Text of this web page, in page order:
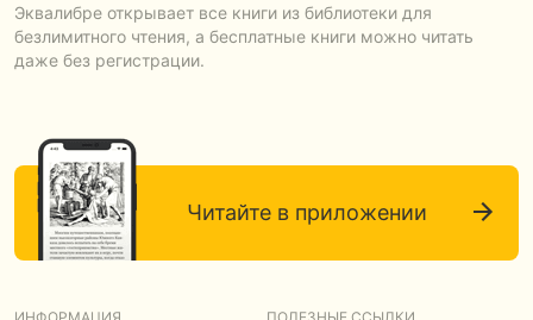
Эквалибре открывает все книги из библиотеки для
безлимитного чтения, а бесплатные книги можно читать
даже без регистрации.
Читайте в приложении